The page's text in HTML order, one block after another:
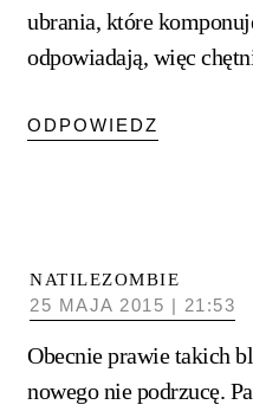
ubrania, które
odpowiadają, więc
ODPOWIEDZ
NATILEZOMBIE
25 MAJA 2015 | 21:53
Obecnie prawie takich
nowego nie podrzucę.